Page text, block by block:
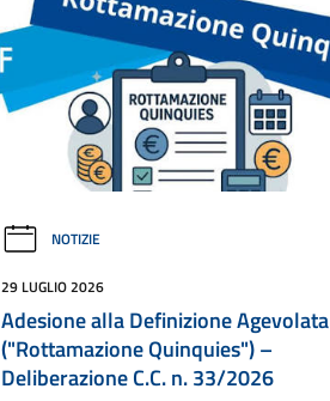
NOTIZIE
29 LUGLIO 2026
Adesione alla Definizione Agevolata
("Rottamazione Quinquies") –
Deliberazione C.C. n. 33/2026